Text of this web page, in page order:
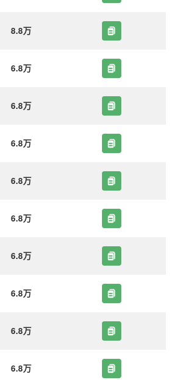
8.8万
6.8万
6.8万
6.8万
6.8万
6.8万
6.8万
6.8万
6.8万
6.8万